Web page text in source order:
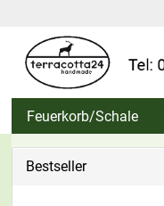
Feuerkorb/Schale
Bestseller